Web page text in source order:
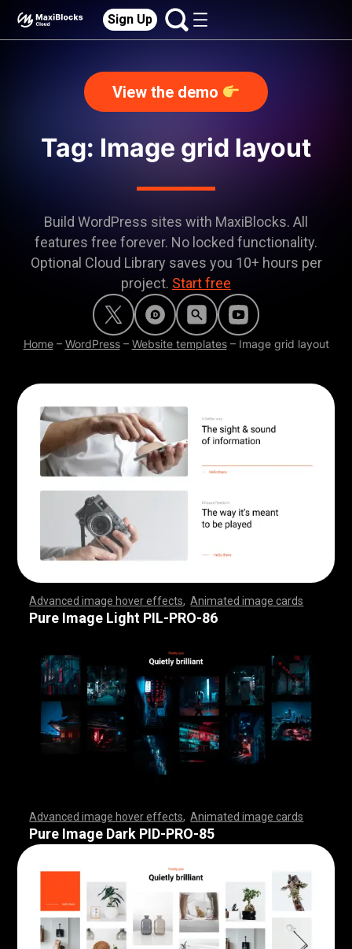
Sign Up
View the demo
Tag: Image grid layout
Build WordPress sites with MaxiBlocks. All
features free forever. No locked functionality.
Optional Cloud Library saves you 10+ hours per
project. Start free
Home– WordPress– Website templates– Image grid layout
Advanced image hover effects ,Animated image cards
,,,,,,,,,,,,,,,,,,,,,,,,,,,,,,,,, ,,,,,,,,,,,,,,,,,,,,,,,,,
,,,,,,,,,,,,,,,,,,,,,,,,,,,,,,,,, ,,,,,,,,,,,,,,,,,,,,,,,,,
,,,,,,,,,,,,,,,,,,,,,,,,,,,,,,,,, ,,,,,,,,,,,,,,,,,,,,,,,
Pure Image Light PIL-PRO-86
Advanced image hover effects ,Animated image cards
,,,,,,,,,,,,,,,,,,,,,,,,,,,,,,,,, ,,,,,,,,,,,,,,,,,,,,,,,,,
,,,,,,,,,,,,,,,,,,,,,,,,,,,,,,,,, ,,,,,,,,,,,,,,,,,,,,,,,,,
,,,,,,,,,,,,,,,,,,,,,,,,,,,,,,,,, ,,,,,,,,,,,,,,,,,,,,,,,
Pure Image Dark PID-PRO-85